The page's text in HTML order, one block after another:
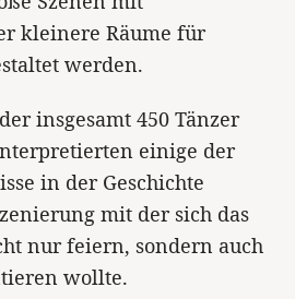
kleinere Räume für
werden.
insgesamt 450 Tänzer
einige der
in der Geschichte
mit der sich das
nur feiern, sondern auch
wollte.